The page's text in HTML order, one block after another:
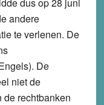
andere
te verlenen. De
De
niet de
rechtbanken